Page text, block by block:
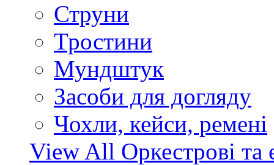
Струни
Тростини
Мундштук
Засоби для догляду
Чохли, кейси, ремені
View All Оркестрові та